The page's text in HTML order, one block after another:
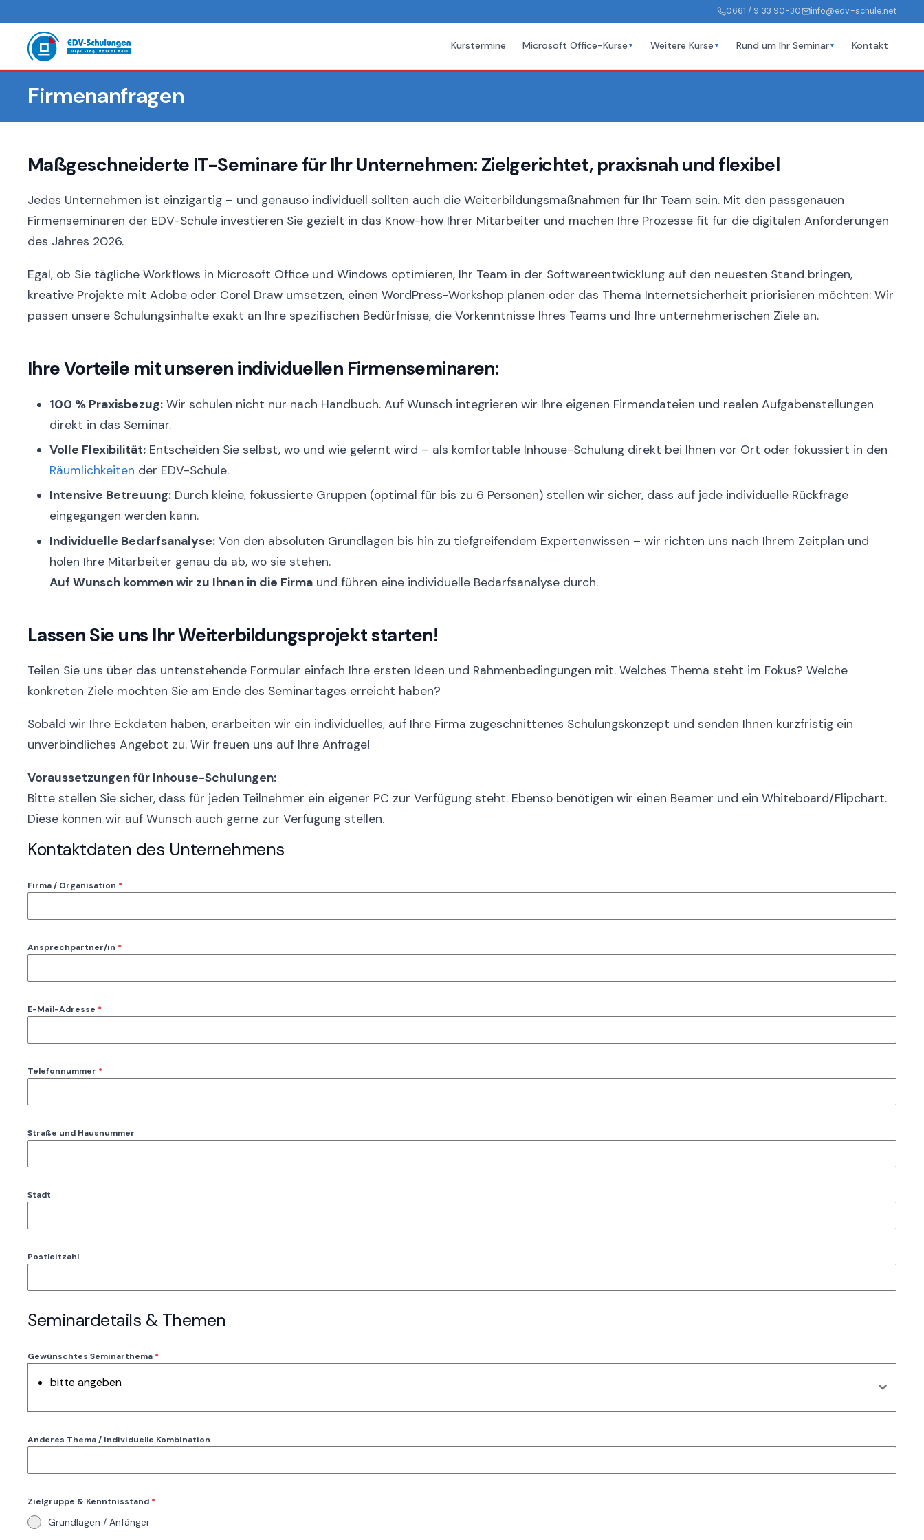
0661 / 9 33 90-30 info@edv-schule.net
Kurstermine Microsoft Office-Kurse ▼ Weitere Kurse ▼ Rund um Ihr Seminar▼ Kontakt
Firmenanfragen
Maßgeschneiderte IT-Seminare für Ihr Unternehmen: Zielgerichtet, praxisnah und flexibel
Jedes Unternehmen ist einzigartig – und genauso individuell sollten auch die Weiterbildungsmaßnahmen für Ihr Team sein. Mit den passgenauen
Firmenseminaren der EDV-Schule investieren Sie gezielt in das Know-how Ihrer Mitarbeiter und machen Ihre Prozesse fit für die digitalen Anforderungen
des Jahres 2026.
Egal, ob Sie tägliche Workflows in Microsoft Office und Windows optimieren, Ihr Team in der Softwareentwicklung auf den neuesten Stand bringen,
kreative Projekte mit Adobe oder Corel Draw umsetzen, einen WordPress-Workshop planen oder das Thema Internetsicherheit priorisieren möchten: Wir
passen unsere Schulungsinhalte exakt an Ihre spezifischen Bedürfnisse, die Vorkenntnisse Ihres Teams und Ihre unternehmerischen Ziele an.
Ihre Vorteile mit unseren individuellen Firmenseminaren:
100 % Praxisbezug: Wir schulen nicht nur nach Handbuch. Auf Wunsch integrieren wir Ihre eigenen Firmendateien und realen Aufgabenstellungen
direkt in das Seminar.
Volle Flexibilität: Entscheiden Sie selbst, wo und wie gelernt wird – als komfortable Inhouse-Schulung direkt bei Ihnen vor Ort oder fokussiert in den
Räumlichkeiten der EDV-Schule.
Intensive Betreuung: Durch kleine, fokussierte Gruppen (optimal für bis zu 6 Personen) stellen wir sicher, dass auf jede individuelle Rückfrage
eingegangen werden kann.
Individuelle Bedarfsanalyse: Von den absoluten Grundlagen bis hin zu tiefgreifendem Expertenwissen – wir richten uns nach Ihrem Zeitplan und
holen Ihre Mitarbeiter genau da ab, wo sie stehen.
Auf Wunsch kommen wir zu Ihnen in die Firma und führen eine individuelle Bedarfsanalyse durch.
Lassen Sie uns Ihr Weiterbildungsprojekt starten!
Teilen Sie uns über das untenstehende Formular einfach Ihre ersten Ideen und Rahmenbedingungen mit. Welches Thema steht im Fokus? Welche
konkreten Ziele möchten Sie am Ende des Seminartages erreicht haben?
Sobald wir Ihre Eckdaten haben, erarbeiten wir ein individuelles, auf Ihre Firma zugeschnittenes Schulungskonzept und senden Ihnen kurzfristig ein
unverbindliches Angebot zu. Wir freuen uns auf Ihre Anfrage!
Voraussetzungen für Inhouse-Schulungen:
Bitte stellen Sie sicher, dass für jeden Teilnehmer ein eigener PC zur Verfügung steht. Ebenso benötigen wir einen Beamer und ein Whiteboard/Flipchart.
Diese können wir auf Wunsch auch gerne zur Verfügung stellen.
Kontaktdaten des Unternehmens
Firma / Organisation *
Ansprechpartner/in *
E-Mail-Adresse *
Telefonnummer *
Straße und Hausnummer
Stadt
Postleitzahl
Seminardetails & Themen
Gewünschtes Seminarthema *
bitte angeben
Anderes Thema / Individuelle Kombination
Zielgruppe & Kenntnisstand *
Grundlagen / Anfänger